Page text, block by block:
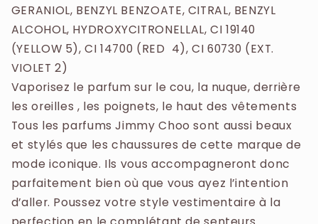
GERANIOL, BENZYL BENZOATE, CITRAL, BENZYL
ALCOHOL, HYDROXYCITRONELLAL, CI 19140
(YELLOW 5), CI 14700 (RED 4), CI 60730 (EXT.
VIOLET 2)
Vaporisez le parfum sur le cou, la nuque, derrière
les oreilles , les poignets, le haut des vêtements
Tous les parfums Jimmy Choo sont aussi beaux
et stylés que les chaussures de cette marque de
mode iconique. Ils vous accompagneront donc
parfaitement bien où que vous ayez l’intention
d’aller. Poussez votre style vestimentaire à la